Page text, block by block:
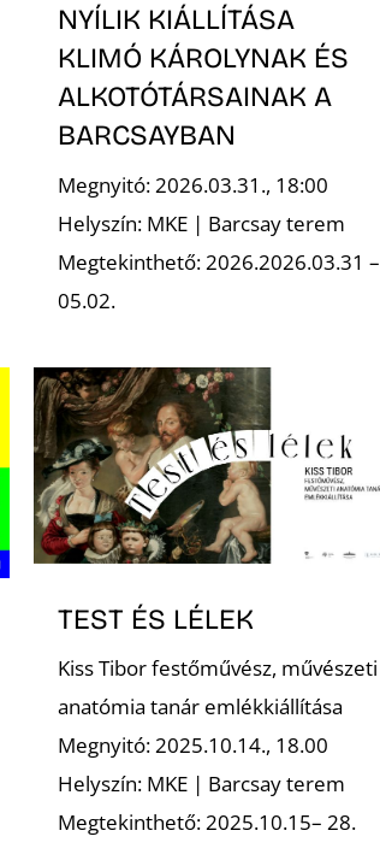
NYÍLIK KIÁLLÍTÁSA
KLIMÓ KÁROLYNAK ÉS
ALKOTÓTÁRSAINAK A
BARCSAYBAN
Megnyitó: 2026.03.31., 18:00
Helyszín: MKE | Barcsay terem
Megtekinthető: 2026.2026.03.31 –
05.02.
TEST ÉS LÉLEK
Kiss Tibor festőművész, művészeti
anatómia tanár emlékkiállítása
Megnyitó: 2025.10.14., 18.00
Helyszín: MKE | Barcsay terem
Megtekinthető: 2025.10.15– 28.